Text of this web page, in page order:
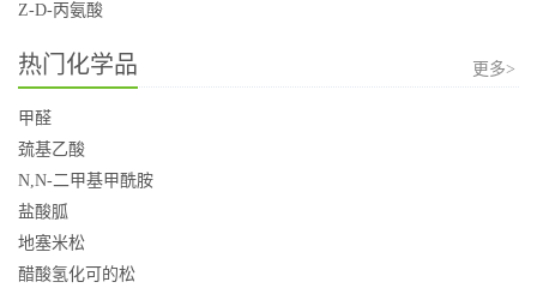
Z-D-丙氨酸
热门化学品 更多>
甲醛
巯基乙酸
N,N-二甲基甲酰胺
盐酸胍
地塞米松
醋酸氢化可的松